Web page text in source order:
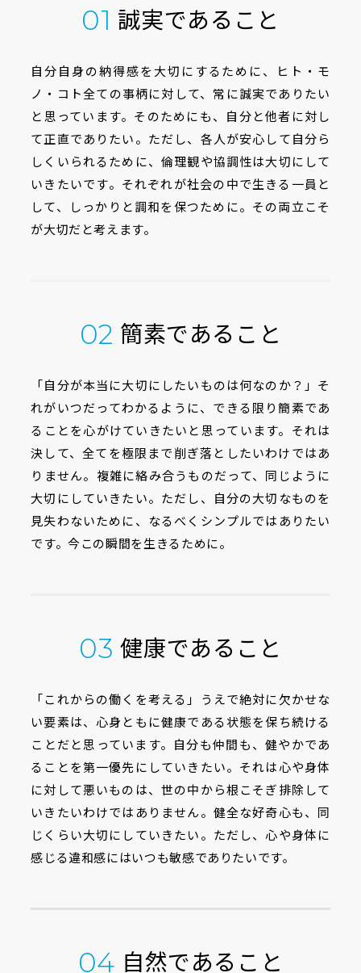
01 誠実であること
自分自身の納得感を大切にするために、ヒト・モ
ノ・コト全ての事柄に対して、常に誠実でありたい
と思っています。そのためにも、自分と他者に対し
て正直でありたい。ただし、各人が安心して自分ら
しくいられるために、倫理観や協調性は大切にして
いきたいです。それぞれが社会の中で生きる一員と
して、しっかりと調和を保つために。その両立こそ
が大切だと考えます。
02 簡素であること
「自分が本当に大切にしたいものは何なのか？」そ
れがいつだってわかるように、できる限り簡素であ
ることを心がけていきたいと思っています。それは
決して、全てを極限まで削ぎ落としたいわけではあ
りません。複雑に絡み合うものだって、同じように
大切にしていきたい。ただし、自分の大切なものを
見失わないために、なるべくシンプルではありたい
です。今この瞬間を生きるために。
03 健康であること
「これからの働くを考える」うえで絶対に欠かせな
い要素は、心身ともに健康である状態を保ち続ける
ことだと思っています。自分も仲間も、健やかであ
ることを第一優先にしていきたい。それは心や身体
に対して悪いものは、世の中から根こそぎ排除して
いきたいわけではありません。健全な好奇心も、同
じくらい大切にしていきたい。ただし、心や身体に
感じる違和感にはいつも敏感でありたいです。
04 自然であること